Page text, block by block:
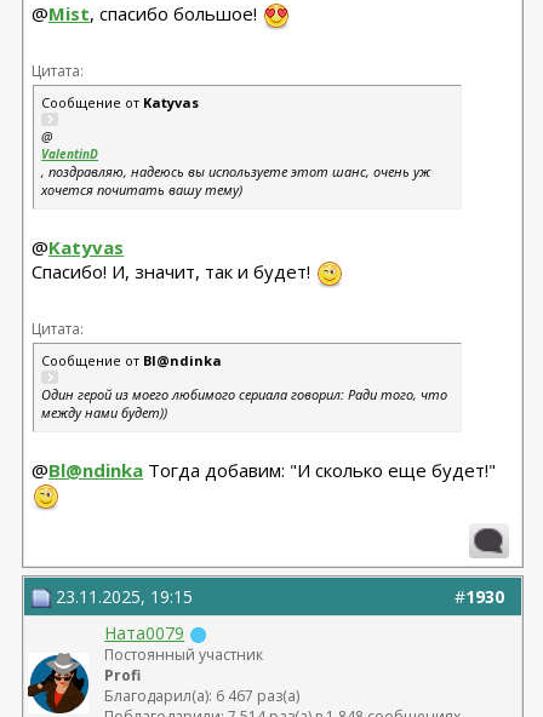
@Mist, спасибо большое!
Цитата:
Сообщение от Katyvas
@
ValentinD
, поздравляю, надеюсь вы используете этот шанс, очень уж
хочется почитать вашу тему)
@Katyvas
Спасибо! И, значит, так и будет!
Цитата:
Сообщение от Bl@ndinka
Один герой из моего любимого сериала говорил: Ради того, что
между нами будет))
@Bl@ndinka Тогда добавим: "И сколько еще будет!"
#1930
23.11.2025, 19:15
Ната0079
Постоянный участник
Profi
Благодарил(а): 6 467 раз(а)